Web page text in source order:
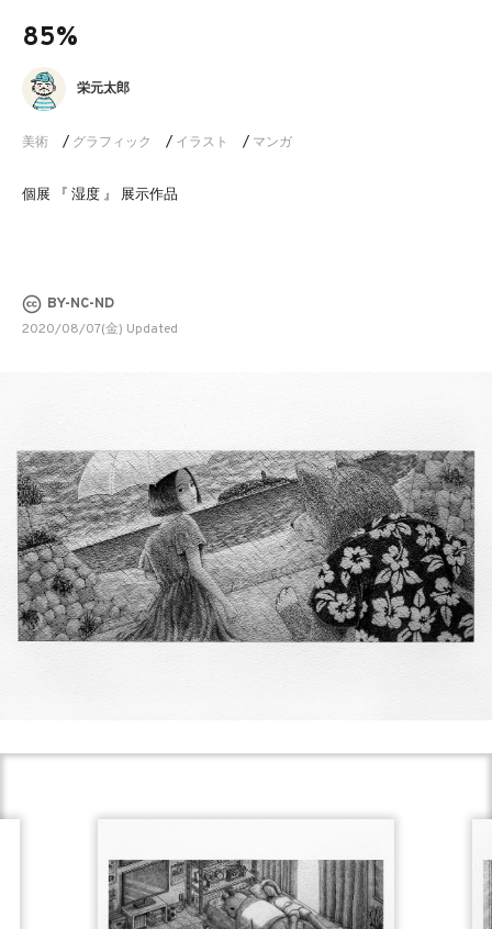
85%
美術 / グラフィック / イラスト / マンガ
栄元太郎
個展 『 湿度 』 展示作品
BY-NC-ND
2020/08/07(金) Updated